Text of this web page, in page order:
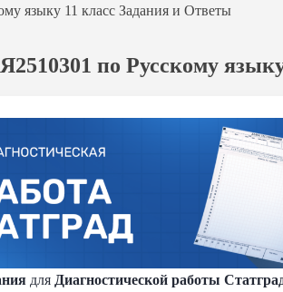
языку 11 класс Задания и Ответы
по Русскому
для Диагностической работы